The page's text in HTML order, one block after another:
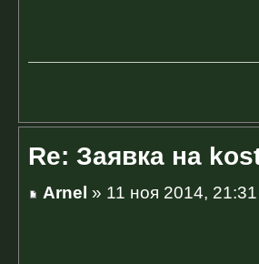
Re: Заявка на
Arnel » 11 ноя 2014, 21:31